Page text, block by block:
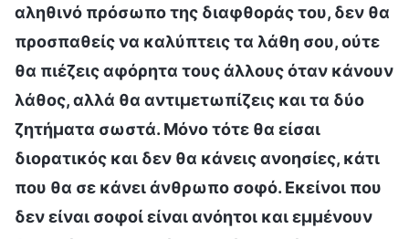
αληθινό πρόσωπο της διαφθοράς του, δεν θα
προσπαθείς να καλύπτεις τα λάθη σου, ούτε
θα πιέζεις αφόρητα τους άλλους όταν κάνουν
λάθος, αλλά θα αντιμετωπίζεις και τα δύο
ζητήματα σωστά. Μόνο τότε θα είσαι
διορατικός και δεν θα κάνεις ανοησίες, κάτι
που θα σε κάνει άνθρωπο σοφό. Εκείνοι που
δεν είναι σοφοί είναι ανόητοι και εμμένουν